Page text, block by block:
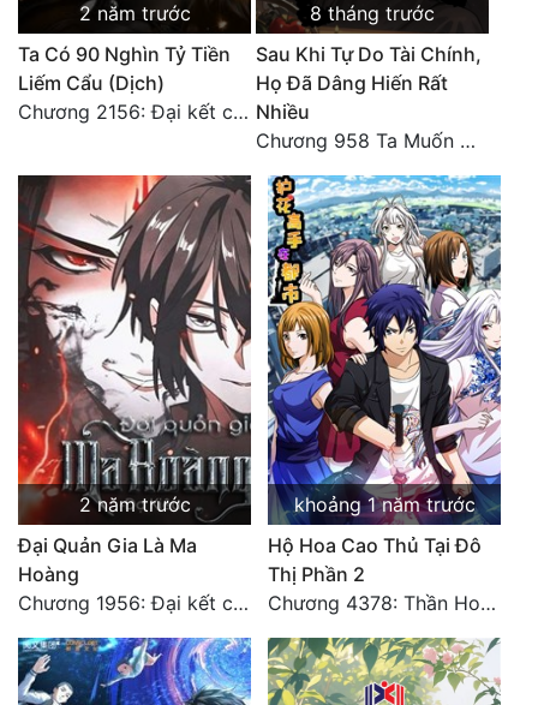
2 năm trước
Ta Có 90 Nghìn Tỷ Tiền
Liếm Cẩu (Dịch)
Chương 2156: Đại kết cục!!!
8 tháng trước
Sau Khi Tự Do Tài Chính,
Họ Đã Dâng Hiến Rất
Nhiều
Chương 958 Ta Muốn Cùng Các Cô Vĩnh Viễn Ở Bên Nhau (2) Hết
2 năm trước
Đại Quản Gia Là Ma
Hoàng
Chương 1956: Đại kết cục
khoảng 1 năm trước
Hộ Hoa Cao Thủ Tại Đô
Thị Phần 2
Chương 4378: Thần Hoàng Hạ Thiên (Đại kết cục) (03)